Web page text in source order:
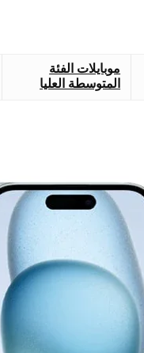
موبايلات الفئة
المتوسطة العليا